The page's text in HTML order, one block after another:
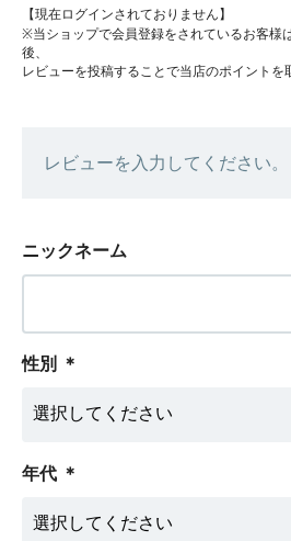
【現在ログインされておりません】
※当ショップで会員登録をされているお客様
後、
レビューを投稿することで当店のポイントを
レビューを入力してください。
ニックネーム
性別 ＊
年代 ＊